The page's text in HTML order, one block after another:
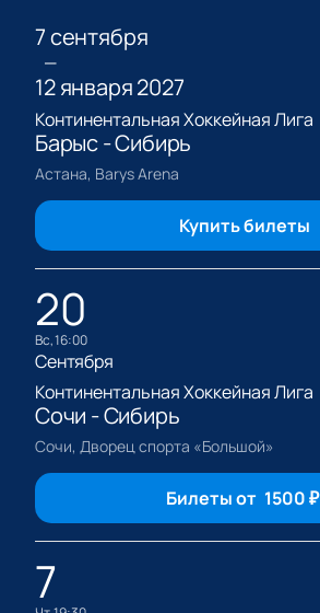
7 сентября
—
12 января 2027
Континентальная Хоккейная Лига
Барыс - Сибирь
Астана, Barys Arena
Купить билеты
20
вс, 16:00
Сентября
Континентальная Хоккейная Лига
Сочи - Сибирь
Сочи, Дворец спорта «Большой»
Билеты от 1500₽
7